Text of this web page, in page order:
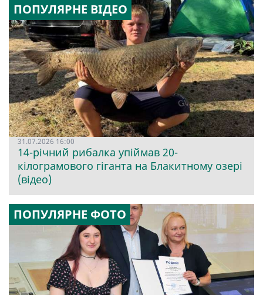
ПОПУЛЯРНЕ ВІДЕО
31.07.2026 16:00
14-річний рибалка упіймав 20-
кілограмового гіганта на Блакитному озері
(відео)
ПОПУЛЯРНЕ ФОТО